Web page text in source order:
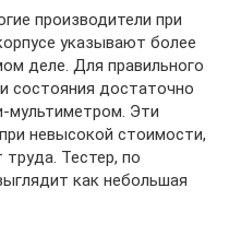
производители при
указывают более
деле. Для правильного
состояния достаточно
мультиметром. Эти
невысокой стоимости,
труда. Тестер, по
как небольшая